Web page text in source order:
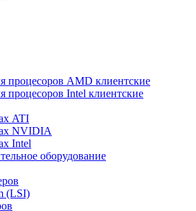
процесоров AMD клиентские
процесоров Intel клиентские
ATI
NVIDIA
Intel
оборудование
(LSI)